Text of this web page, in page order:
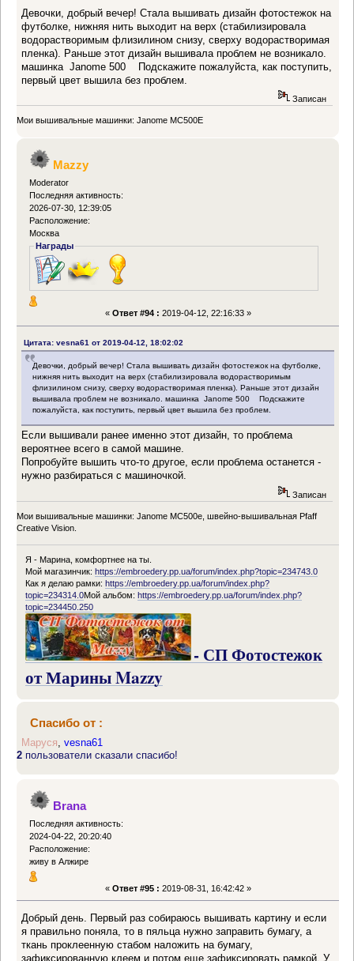
Девочки, добрый вечер! Стала вышивать дизайн фотостежок на
футболке, нижняя нить выходит на верх (стабилизировала
водорастворимым флизилином снизу, сверху водорастворимая
пленка). Раньше этот дизайн вышивала проблем не возникало.
машинка Janome 500 Подскажите пожалуйста, как поступить,
первый цвет вышила без проблем.
Записан
Мои вышивальные машинки: Janome MC500E
Mazzy
Moderator
Последняя активность:
2026-07-30, 12:39:05
Расположение:
Москва
Награды
« Ответ #94 : 2019-04-12, 22:16:33 »
Цитата: vesna61 от 2019-04-12, 18:02:02
Девочки, добрый вечер! Стала вышивать дизайн фотостежок на футболке,
нижняя нить выходит на верх (стабилизировала водорастворимым
флизилином снизу, сверху водорастворимая пленка). Раньше этот дизайн
вышивала проблем не возникало. машинка Janome 500 Подскажите
пожалуйста, как поступить, первый цвет вышила без проблем.
Если вышивали ранее именно этот дизайн, то проблема
вероятнее всего в самой машине.
Попробуйте вышить что-то другое, если проблема останется -
нужно разбираться с машиночкой.
Записан
Мои вышивальные машинки: Janome MC500e, швейно-вышивальная Pfaff
Creative Vision.
Я - Марина, комфортнее на ты.
Мой магазинчик: https://embroedery.pp.ua/forum/index.php?topic=234743.0
Как я делаю рамки: https://embroedery.pp.ua/forum/index.php?
topic=234314.0Мой альбом: https://embroedery.pp.ua/forum/index.php?
topic=234450.250
- СП Фотостежок
от Марины Mazzy
Спасибо от :
Маруся ,vesna61
2 пользователи сказали спасибо!
Brana
Последняя активность:
2024-04-22, 20:20:40
Расположение:
живу в Алжире
« Ответ #95 : 2019-08-31, 16:42:42 »
Добрый день. Первый раз собираюсь вышивать картину и если
я правильно поняла, то в пяльца нужно заправить бумагу, а
ткань проклеенную стабом наложить на бумагу,
зафиксированную клеем и потом еще зафиксировать рамкой. У